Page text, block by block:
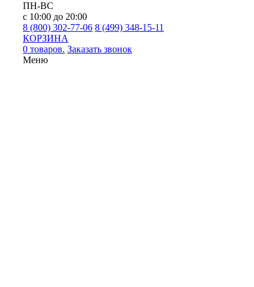
ПН-ВС
с 10:00 до 20:00
8 (800) 302-77-06 8 (499) 348-15-11
КОРЗИНА
0 товаров. Заказать звонок
Меню